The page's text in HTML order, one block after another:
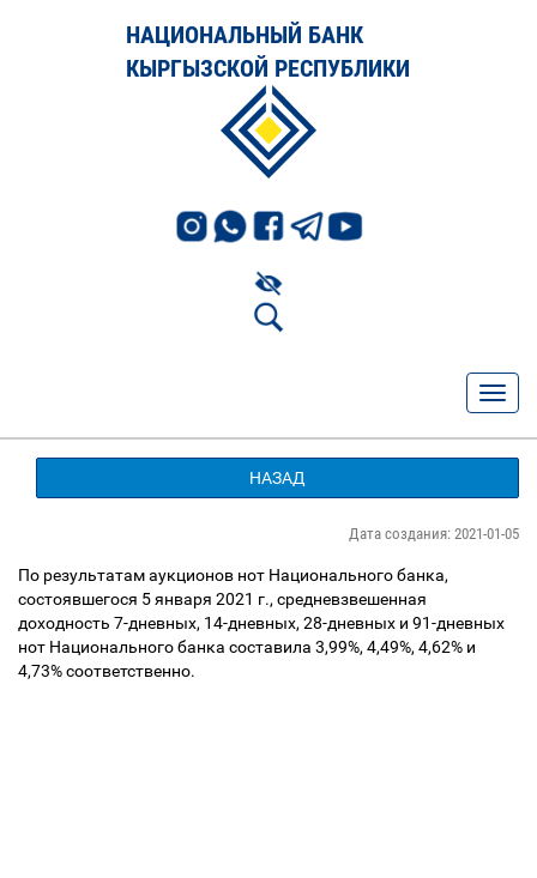
НАЦИОНАЛЬНЫЙ БАНК
КЫРГЫЗСКОЙ РЕСПУБЛИКИ
НАЗАД
Дата создания: 2021-01-05
По результатам аукционов нот Национального банка,
состоявшегося 5 января 2021 г., средневзвешенная
доходность 7-дневных, 14-дневных, 28-дневных и 91-дневных
нот Национального банка составила 3,99%, 4,49%, 4,62% и
4,73% соответственно.